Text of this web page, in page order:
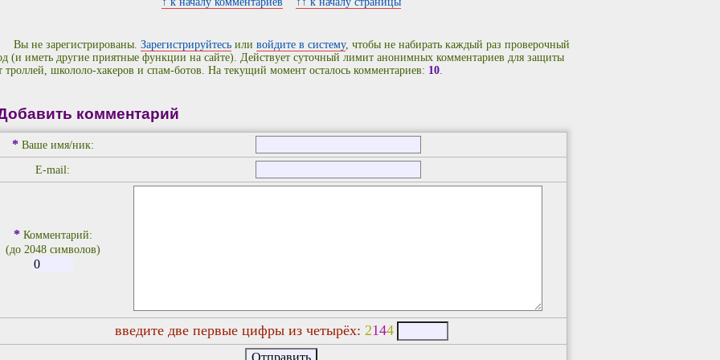
Вы не зарегистрированы.Зарегистрируйтесь иливойдите в систему, чтобы не набирать каждый раз проверочный
(и иметь другие приятные функции на сайте). Действует суточный лимит анонимных комментариев для защиты
троллей, школоло-хакеров и спам-ботов. На текущий момент осталось комментариев: 10.
комментарий
* Ваше имя/ник:
E-mail:
* Комментарий:
(до 2048 символов)
введите две первые цифры из четырёх: 2144